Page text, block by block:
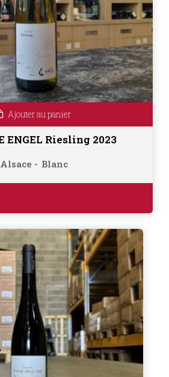
Ajouter au panier
ENGEL Riesling 2023
Alsace Blanc